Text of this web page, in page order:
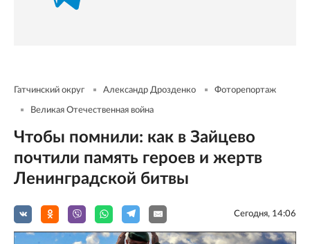
Гатчинский округ Александр Дрозденко Фоторепортаж
Великая Отечественная война
Чтобы помнили: как в Зайцево
почтили память героев и жертв
Ленинградской битвы
Сегодня, 14:06